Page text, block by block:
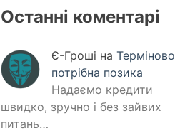
Останні коментарі
Є-Гроші на Терміново
потрібна позика
Надаємо кредити
швидко, зручно і без зайвих
питань…